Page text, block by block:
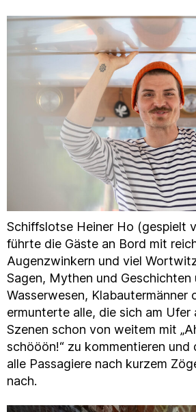
Schiffslotse Heiner Ho (gespielt
führte die Gäste an Bord mit
Augenzwinkern und viel
Sagen, Mythen und Geschichten
Wasserwesen, Klabautermänner
ermunterte alle, die sich am Ufer
Szenen schon von weitem mit
schööön!“ zu kommentieren und
alle Passagiere nach kurzem
nach.